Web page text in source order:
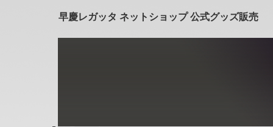
早慶レガッタ ネットショップ 公式グッズ販売